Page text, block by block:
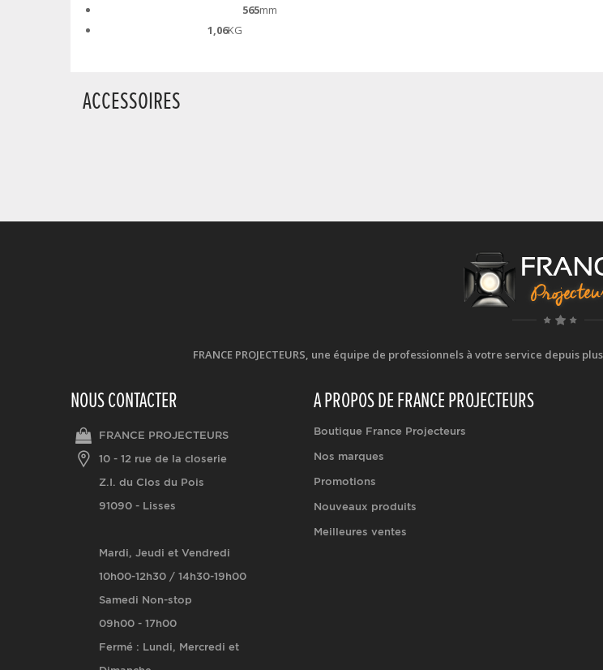
565mm
1,06KG
ACCESSOIRES
FRANCE PROJECTEURS, une équipe de professionnels à votre service depuis
NOUS CONTACTER
FRANCE PROJECTEURS
10 - 12 rue de la closerie
Z.I. du Clos du Pois
91090 - Lisses
Mardi, Jeudi et Vendredi
10h00-12h30 / 14h30-19h00
Samedi Non-stop
09h00 - 17h00
Fermé : Lundi, Mercredi et
A PROPOS DE FRANCE PROJECTEURS
Boutique France Projecteurs
Nos marques
Promotions
Nouveaux produits
Meilleures ventes